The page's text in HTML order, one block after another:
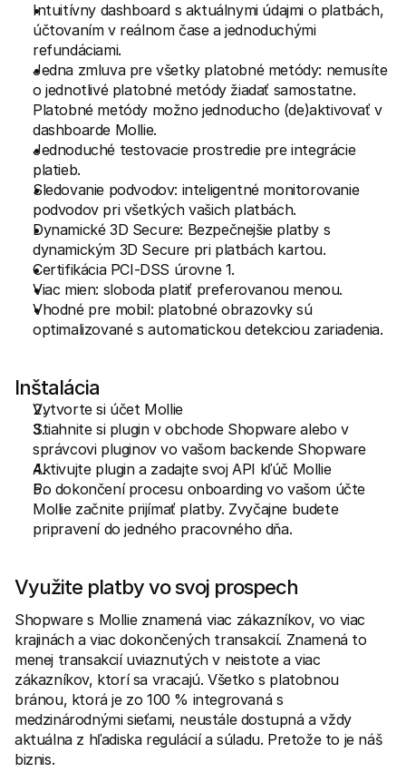
Intuitívny dashboard s aktuálnymi údajmi o platbách,
účtovaním v reálnom čase a jednoduchými
refundáciami.
Jedna zmluva pre všetky platobné metódy: nemusíte
o jednotlivé platobné metódy žiadať samostatne.
Platobné metódy možno jednoducho (de)aktivovať v
dashboarde Mollie.
Jednoduché testovacie prostredie pre integrácie
platieb.
Sledovanie podvodov: inteligentné monitorovanie
podvodov pri všetkých vašich platbách.
Dynamické 3D Secure: Bezpečnejšie platby s
dynamickým 3D Secure pri platbách kartou.
Certifikácia PCI-DSS úrovne 1.
Viac mien: sloboda platiť preferovanou menou.
Vhodné pre mobil: platobné obrazovky sú
optimalizované s automatickou detekciou zariadenia.
Inštalácia
Vytvorte si účet Mollie
Stiahnite si plugin v obchode Shopware alebo v
správcovi pluginov vo vašom backende Shopware
Aktivujte plugin a zadajte svoj API kľúč Mollie
Po dokončení procesu onboarding vo vašom účte
Mollie začnite prijímať platby. Zvyčajne budete
pripravení do jedného pracovného dňa.
Využite platby vo svoj prospech
Shopware s Mollie znamená viac zákazníkov, vo viac
krajinách a viac dokončených transakcií. Znamená to
menej transakcií uviaznutých v neistote a viac
zákazníkov, ktorí sa vracajú. Všetko s platobnou
bránou, ktorá je zo 100 % integrovaná s
medzinárodnými sieťami, neustále dostupná a vždy
aktuálna z hľadiska regulácií a súladu. Pretože to je náš
biznis.